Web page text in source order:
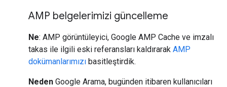
AMP belgelerimizi güncelleme
Ne: AMP görüntüleyici, Google AMP Cache ve imzalı
takas ile ilgili eski referansları kaldırarak AMP
dokümanlarımızı basitleştirdik.
Neden Google Arama, bugünden itibaren kullanıcıları